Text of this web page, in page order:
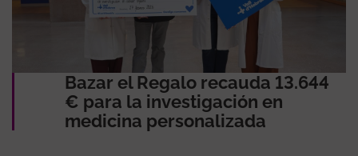
Bazar el Regalo recauda 13.644
€ para la investigación en
medicina personalizada